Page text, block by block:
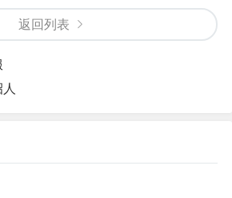
返回列表